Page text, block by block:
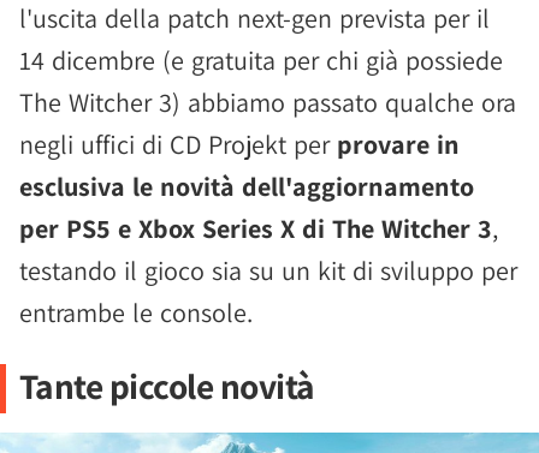
l'uscita della patch next-gen prevista per il
14 dicembre (e gratuita per chi già possiede
The Witcher 3) abbiamo passato qualche ora
negli uffici di CD Projekt per provare in
esclusiva le novità dell'aggiornamento
per PS5 e Xbox Series X di The Witcher 3,
testando il gioco sia su un kit di sviluppo per
entrambe le console.
Tante piccole novità